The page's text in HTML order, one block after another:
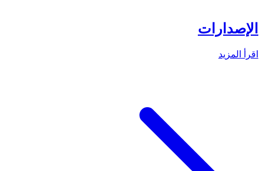
الإصدارات
اقرأ المزيد